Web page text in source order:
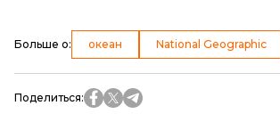
Больше о: океан National Geographic
Поделиться: